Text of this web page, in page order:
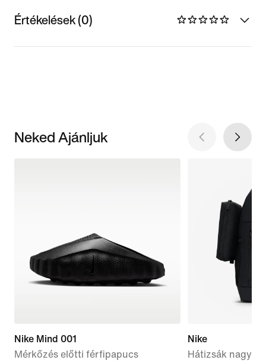
Értékelések (0)
Neked Ajánljuk
Nike Mind 001
Mérkőzés előtti férfipapucs
Nike
Hátizsák